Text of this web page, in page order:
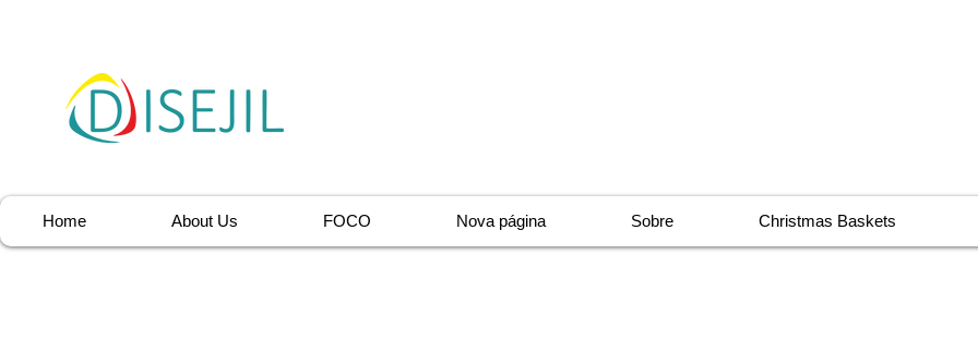
Home About Us FOCO Nova página Sobre Christmas Baskets